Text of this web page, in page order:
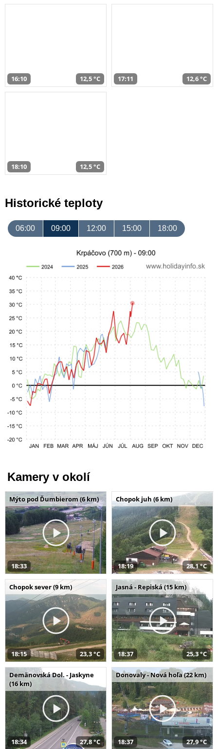
16:10 12,5 °C 17:11 12,6 °C
18:10 12,5 °C
Historické teploty
06:00 09:00 12:00 15:00 18:00
Kamery v okolí
Mýto pod Ďumbierom (6 km)
18:33
Chopok juh (6 km)
18:19 28,1 °C
Chopok sever (9 km)
18:15 23,3 °C
Jasná - Repiská (15 km)
18:37 25,3 °C
Demänovská Dol. - Jaskyne
(16 km)
18:34 27,8 °C
Donovaly - Nová hoľa (22 km)
18:37 27,9 °C